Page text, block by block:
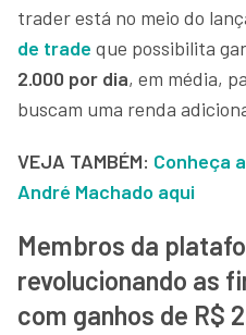
trader está no meio do
de trade que possibilita
2.000 por dia, em média,
buscam uma renda
VEJA TAMBÉM: Conheça
André Machado aqui
Membros da
revolucionando as
com ganhos de R$